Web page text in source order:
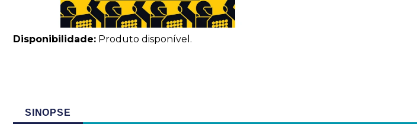
Disponibilidade: Produto disponível.
SINOPSE